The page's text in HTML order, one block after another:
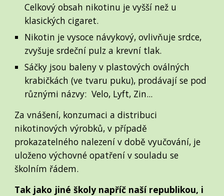
Celkový obsah nikotinu je vyšší než u
klasických cigaret.
Nikotin je vysoce návykový, ovlivňuje srdce,
zvyšuje srdeční pulz a krevní tlak.
Sáčky jsou baleny v plastových oválných
krabičkách (ve tvaru puku), prodávají se pod
různými názvy: Velo, Lyft, Zin...
Za vnášení, konzumaci a distribuci
nikotinových výrobků, v případě
prokazatelného nalezení v době vyučování, je
uloženo výchovné opatření v souladu se
školním řádem.
Tak jako jiné školy napříč naší republikou, i